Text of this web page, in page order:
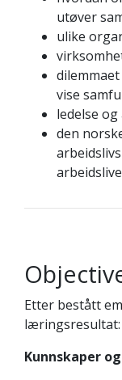
utøver
ulike
vise
ledelse
den
Etter bestått
læringsresultat:
Kunnskaper